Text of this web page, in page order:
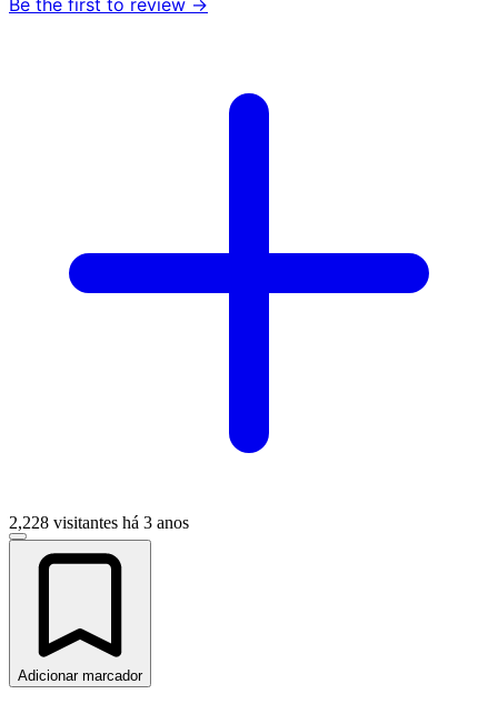
Be the first to review →
2,228 visitantes há 3 anos
Adicionar marcador